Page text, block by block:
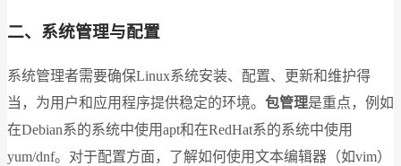
二、系统管理与配置
系统管理者需要确保Linux系统安装、配置、更新和维护得
当，为用户和应用程序提供稳定的环境。 包管理是重点，例如
在Debian系的系统中使用apt和在RedHat系的系统中使用
yum/dnf。对于配置方面，了解如何使用文本编辑器（如vim）